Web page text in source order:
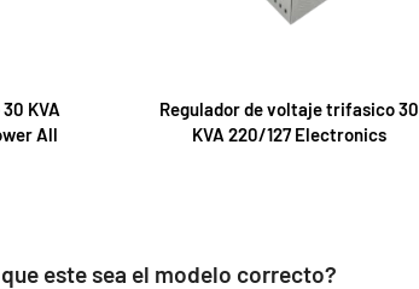
KVA
All
Regulador de voltaje trifasico 30
KVA 220/127 Electronics
este sea el modelo correcto?